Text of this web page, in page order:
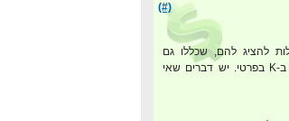
(#)
להציג להם, שכללו גם
אדוורדס, אם אתה רוצה מידע מפורט יותר, תפנה אליי ב-K בפרטי. יש דברים שאי